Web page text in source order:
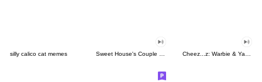
silly calico cat memes Sweet House's Couple in Love Cheez...z: Warbie & Yama 3